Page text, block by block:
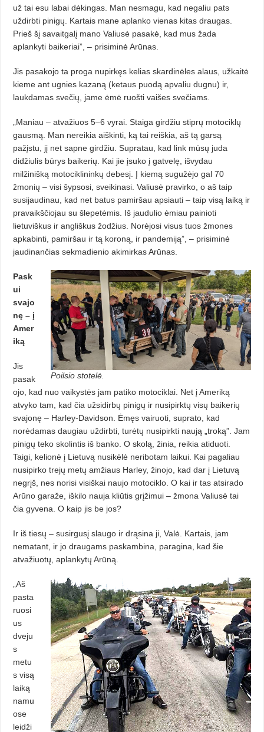
už tai esu labai dėkingas. Man nesmagu, kad negaliu pats
uždirbti pinigų. Kartais mane aplanko vienas kitas draugas.
Prieš šį savaitgalį mano Valiusė pasakė, kad mus žada
aplankyti baikeriai”, – prisiminė Arūnas.
Jis pasakojo ta proga nupirkęs kelias skardinėles alaus, užkaitė
kieme ant ugnies kazaną (ketaus puodą apvaliu dugnu) ir,
laukdamas svečių, jame ėmė ruošti vaišes svečiams.
„Maniau – atvažiuos 5–6 vyrai. Staiga girdžiu stiprų motociklų
gausmą. Man nereikia aiškinti, ką tai reiškia, aš tą garsą
pažįstu, jį net sapne girdžiu. Supratau, kad link mūsų juda
didžiulis būrys baikerių. Kai jie įsuko į gatvelę, išvydau
milžinišką motociklininkų debesį. Į kiemą sugužėjo gal 70
žmonių – visi šypsosi, sveikinasi. Valiusė pravirko, o aš taip
susijaudinau, kad net batus pamiršau apsiauti – taip visą laiką ir
pravaikščiojau su šlepetėmis. Iš jaudulio ėmiau painioti
lietuviškus ir angliškus žodžius. Norėjosi visus tuos žmones
apkabinti, pamiršau ir tą koroną, ir pandemiją”, – prisiminė
jaudinančias sekmadienio akimirkas Arūnas.
Poilsio stotelė.
Pask
ui
svajo
nę – į
Amer
iką
Jis
pasak
ojo, kad nuo vaikystės jam patiko motociklai. Net į Ameriką
atvyko tam, kad čia užsidirbų pinigų ir nusipirktų visų baikerių
svajonę – Harley-Davidson. Ėmęs vairuoti, suprato, kad
norėdamas daugiau uždirbti, turėtų nusipirkti naują „troką”. Jam
pinigų teko skolintis iš banko. O skolą, žinia, reikia atiduoti.
Taigi, kelionė į Lietuvą nusikėlė neribotam laikui. Kai pagaliau
nusipirko trejų metų amžiaus Harley, žinojo, kad dar į Lietuvą
negrįš, nes norisi visiškai naujo motociklo. O kai ir tas atsirado
Arūno garaže, iškilo nauja kliūtis grįžimui – žmona Valiusė tai
čia gyvena. O kaip jis be jos?
Ir iš tiesų – susirgusį slaugo ir drąsina ji, Valė. Kartais, jam
nematant, ir jo draugams paskambina, paragina, kad šie
atvažiuotų, aplankytų Arūną.
„Aš
pasta
ruosi
us
dveju
s
metu
s visą
laiką
namu
ose
leidži